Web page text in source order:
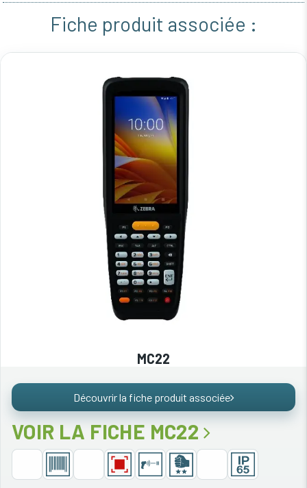
Fiche produit associée :
MC22
Découvrir la fiche produit associée
VOIR LA FICHE MC22